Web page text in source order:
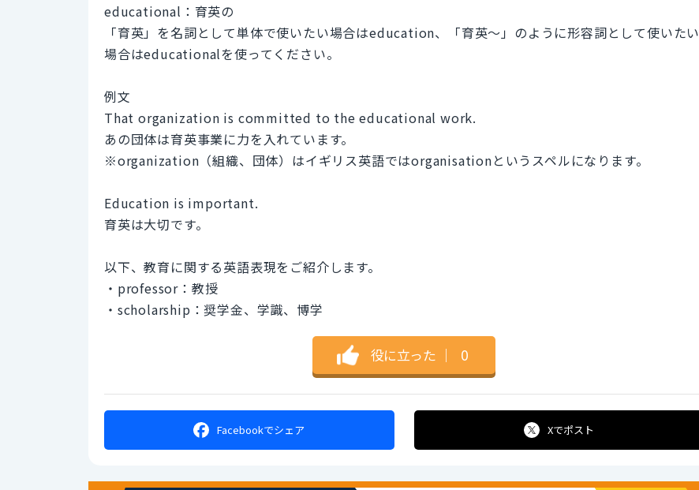
educational：育英の
「育英」を名詞として単体で使いたい場合はeducation、「育英～」のように形容詞として使いたい
場合はeducationalを使ってください。
例文
That organization is committed to the educational work.
あの団体は育英事業に力を入れています。
※organization（組織、団体）はイギリス英語ではorganisationというスペルになります。
Education is important.
育英は大切です。
以下、教育に関する英語表現をご紹介します。
・professor：教授
・scholarship：奨学金、学識、博学
役に立った ｜ 0
Facebookでシェア Xでポスト